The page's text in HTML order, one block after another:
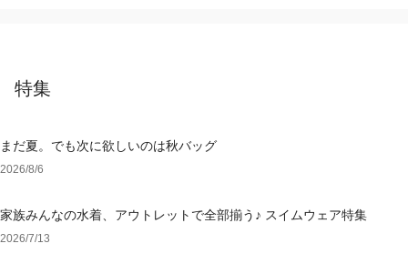
特集
まだ夏。でも次に欲しいのは秋バッグ
2026/8/6
家族みんなの水着、アウトレットで全部揃う♪ スイムウェア特集
2026/7/13